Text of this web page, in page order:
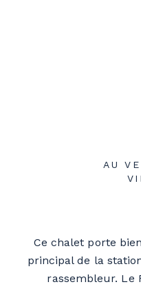
AU
Ce chalet porte
principal de la
rassembleur. Le